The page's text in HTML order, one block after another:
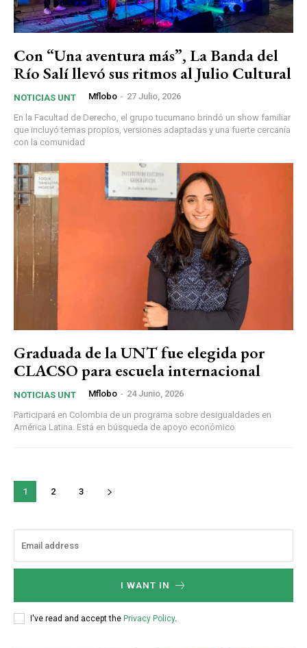
Con “Una aventura más”, La Banda del
Río Salí llevó sus ritmos al Julio Cultural
NOTICIAS UNT Mflobo - 27 Julio, 2026
En la Facultad de Derecho, el grupo tucumano brindó un show familiar
que incluyó temas propios, versiones adaptadas y una fuerte cercanía
con la comunidad
Graduada de la UNT fue elegida por
CLACSO para escuela internacional
NOTICIAS UNT Mflobo - 24 Junio, 2026
Participará en Colombia de un programa sobre desigualdades en
América Latina. Está en búsqueda de apoyo económico
1 2 3
I WANT IN
I've read and accept the Privacy Policy.